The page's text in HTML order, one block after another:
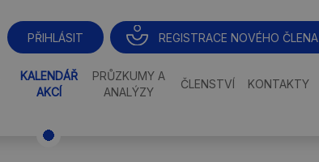
PŘIHLÁSIT REGISTRACE NOVÉHO ČLENA
KALENDÁŘ
AKCÍ
PRŮZKUMY A
ANALÝZY
ČLENSTVÍ KONTAKTY